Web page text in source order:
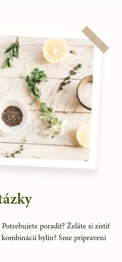
poradiť? Želáte si zistiť
bylín? Sme pripravení